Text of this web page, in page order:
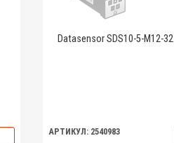
Datasensor SDS10-5-M12-32
АРТИКУЛ: 2540983